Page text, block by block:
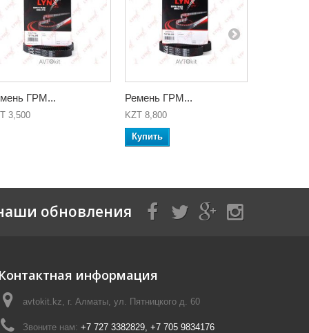
ГРМ...
3,500
Ремень ГРМ...
KZT 8,800
Купить
обновления
Контактная информация
avtokit.kz, г. Алматы, ул. Пятницкого д. 60
Звоните нам: +7 727 3382829, +7 705 9834176